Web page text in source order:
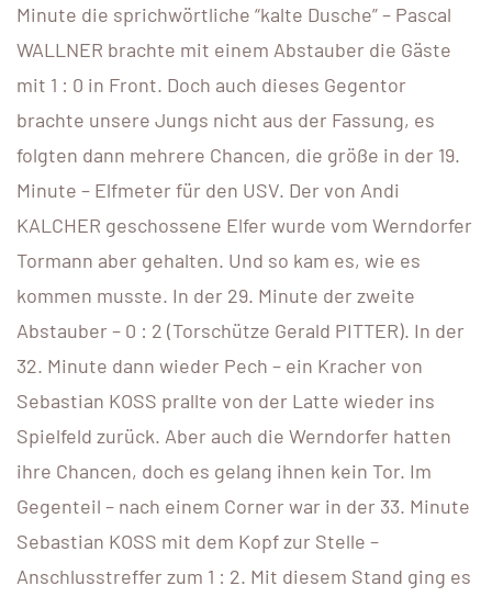
Minute die sprichwörtliche “kalte Dusche” – Pascal
WALLNER brachte mit einem Abstauber die Gäste
mit 1 : 0 in Front. Doch auch dieses Gegentor
brachte unsere Jungs nicht aus der Fassung, es
folgten dann mehrere Chancen, die größe in der 19.
Minute – Elfmeter für den USV. Der von Andi
KALCHER geschossene Elfer wurde vom Werndorfer
Tormann aber gehalten. Und so kam es, wie es
kommen musste. In der 29. Minute der zweite
Abstauber – 0 : 2 (Torschütze Gerald PITTER). In der
32. Minute dann wieder Pech – ein Kracher von
Sebastian KOSS prallte von der Latte wieder ins
Spielfeld zurück. Aber auch die Werndorfer hatten
ihre Chancen, doch es gelang ihnen kein Tor. Im
Gegenteil – nach einem Corner war in der 33. Minute
Sebastian KOSS mit dem Kopf zur Stelle –
Anschlusstreffer zum 1 : 2. Mit diesem Stand ging es